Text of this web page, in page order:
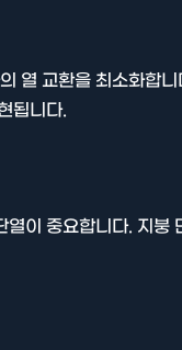
열 교환을 최소화합니
됩니다.
이 중요합니다. 지붕
기타분류